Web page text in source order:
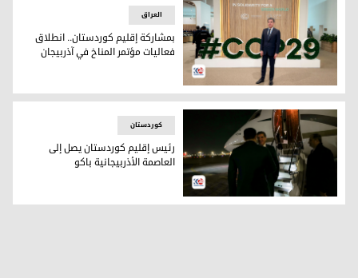
بمشاركة إقليم كوردستان.. انطلاق فعاليات مؤتمر المناخ في
العراق
بمشاركة إقليم كوردستان.. انطلاق
فعاليات مؤتمر المناخ في آذربيجان
رئيس إقليم كوردستان نيجيرفان بارزاني
کوردستان
رئيس إقليم كوردستان يصل إلى
العاصمة الأذربيجانية باكو